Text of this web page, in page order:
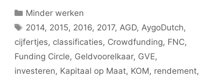
Categorieën
Minder werken
Tags
2014, 2015, 2016, 2017, AGD, AygoDutch,
cijfertjes, classificaties, Crowdfunding, FNC,
Funding Circle, Geldvoorelkaar, GVE,
investeren, Kapitaal op Maat, KOM, rendement,